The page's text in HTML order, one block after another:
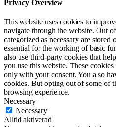
Privacy Overview
This website uses cookies to
navigate through the website. Out
categorized as necessary are stored
essential for the working of basic
also use third-party cookies that
you use this website. These
only with your consent. You also
cookies. But opting out of some of
browsing experience.
Necessary
Necessary
Alltid aktiverad